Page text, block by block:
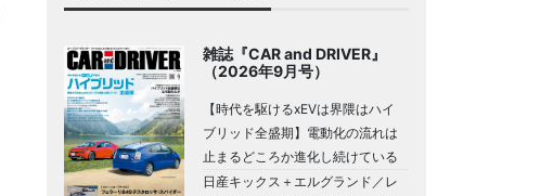
雑誌『CAR and DRIVER』
（2026年9月号）
【時代を駆けるxEVは界隈はハイ
ブリッド全盛期】電動化の流れは
止まるどころか進化し続けている
日産キックス＋エルグランド／レ